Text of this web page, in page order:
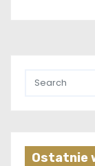
Ostatnie